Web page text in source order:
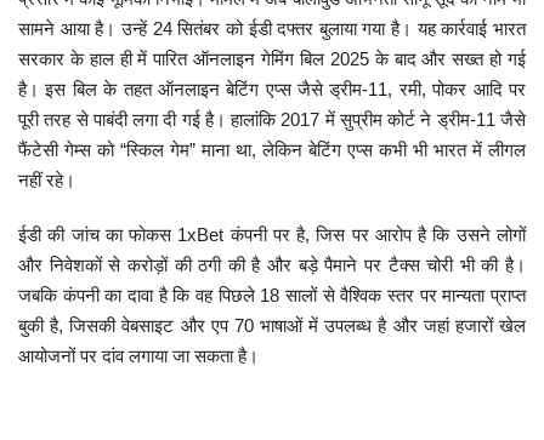
धर्म
करियर
राशिफल
खेल
बिजनेस
फोटो
सामने आया है। उन्हें 24 सितंबर को ईडी दफ्तर बुलाया गया है। यह कार्रवाई भारत
सरकार के हाल ही में पारित ऑनलाइन गेमिंग बिल 2025 के बाद और सख्त हो गई
है। इस बिल के तहत ऑनलाइन बेटिंग एप्स जैसे ड्रीम-11, रमी, पोकर आदि पर
पूरी तरह से पाबंदी लगा दी गई है। हालांकि 2017 में सुप्रीम कोर्ट ने ड्रीम-11 जैसे
फैंटेसी गेम्स को “स्किल गेम” माना था, लेकिन बेटिंग एप्स कभी भी भारत में लीगल
नहीं रहे।
ईडी की जांच का फोकस 1xBet कंपनी पर है, जिस पर आरोप है कि उसने लोगों
और निवेशकों से करोड़ों की ठगी की है और बड़े पैमाने पर टैक्स चोरी भी की है।
जबकि कंपनी का दावा है कि वह पिछले 18 सालों से वैश्विक स्तर पर मान्यता प्राप्त
बुकी है, जिसकी वेबसाइट और एप 70 भाषाओं में उपलब्ध है और जहां हजारों खेल
आयोजनों पर दांव लगाया जा सकता है।